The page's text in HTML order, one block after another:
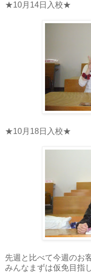
★10月14日入校★
★10月18日入校★
先週と比べて今週のお
みんなまずは仮免目指